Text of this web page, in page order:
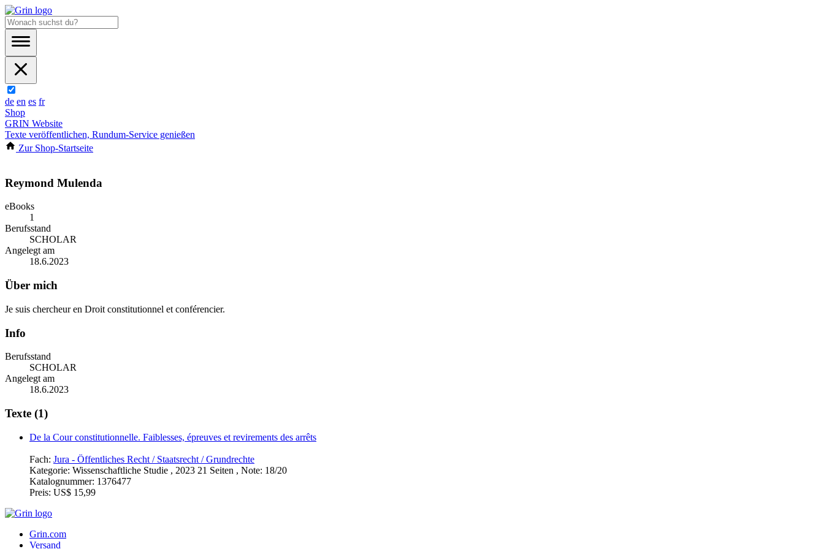
de en es fr
Shop
GRIN Website
Texte veröffentlichen, Rundum-Service genießen
Zur Shop-Startseite
Reymond Mulenda
eBooks
1
Berufsstand
SCHOLAR
Angelegt am
18.6.2023
Über mich
Je suis chercheur en Droit constitutionnel et conférencier.
Info
Berufsstand
SCHOLAR
Angelegt am
18.6.2023
Texte (1)
De la Cour constitutionnelle. Faiblesses, épreuves et revirements des arrêts
Fach: Jura - Öffentliches Recht / Staatsrecht / Grundrechte
Kategorie: Wissenschaftliche Studie , 2023 21 Seiten , Note: 18/20
Katalognummer: 1376477
Preis: US$ 15,99
Grin.com
Versand